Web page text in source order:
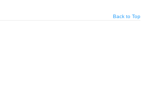
Back to Top